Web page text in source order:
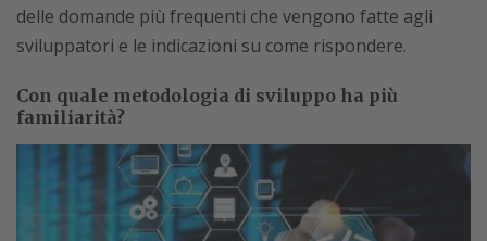
delle domande più frequenti che vengono fatte agli
sviluppatori e le indicazioni su come rispondere.
Con quale metodologia di sviluppo ha più
familiarità?